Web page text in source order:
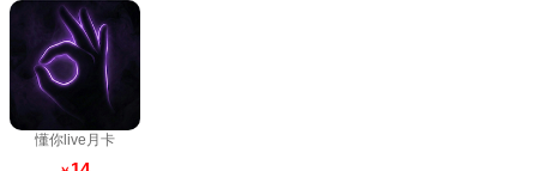
懂你live月卡